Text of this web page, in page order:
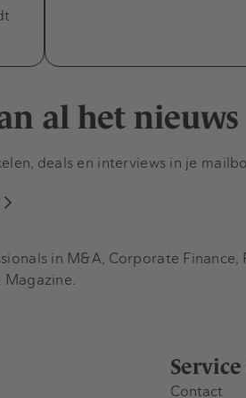
al het nieuws
deals en interviews in je
Contact
in M&A, Corporate Finance,
Magazine.